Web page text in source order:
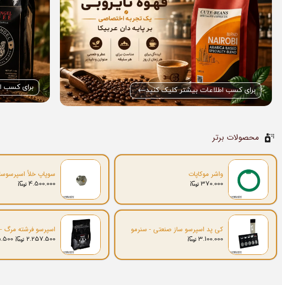
برای کسب اطلاعات بیشتر کلیک کنید برای کسب
محصولات برتر
واشر موکاپات
370.000
سوپاپ خلأ
4.500.000
کی پد اسپرسو ساز صنعتی - سنرمو
3.100.000
اسپرسو فرشته مرگ - 230 گرمی
2.257.500